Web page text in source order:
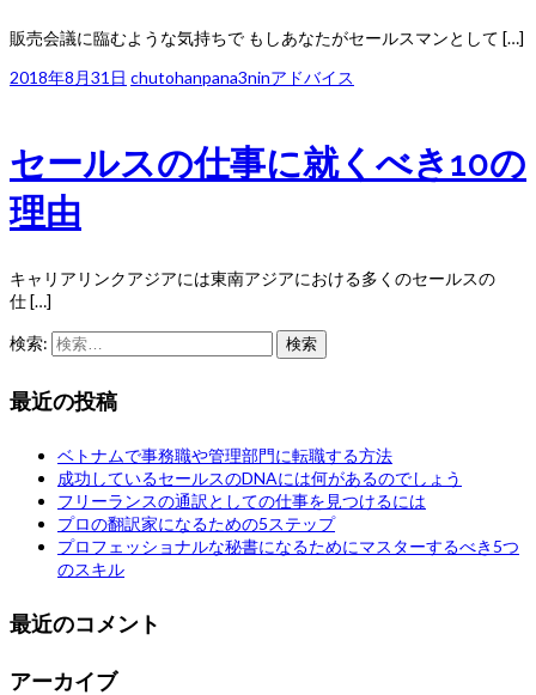
販売会議に臨むような気持ちで もしあなたがセールスマンとして […]
2018年8月31日 chutohanpana3ninアドバイス
セールスの仕事に就くべき10の
理由
キャリアリンクアジアには東南アジアにおける多くのセールスの
仕 […]
検索:
最近の投稿
ベトナムで事務職や管理部門に転職する方法
成功しているセールスのDNAには何があるのでしょう
フリーランスの通訳としての仕事を見つけるには
プロの翻訳家になるための5ステップ
プロフェッショナルな秘書になるためにマスターするべき5つ
のスキル
最近のコメント
アーカイブ